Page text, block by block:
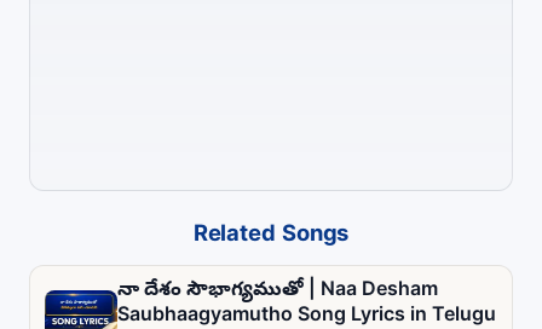
Related Songs
నా దేశం సౌభాగ్యముతో | Naa Desham
Saubhaagyamutho Song Lyrics in Telugu